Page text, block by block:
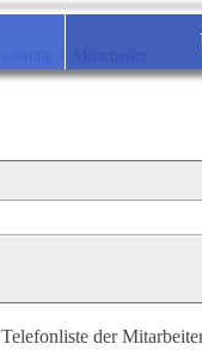
Telefonliste der